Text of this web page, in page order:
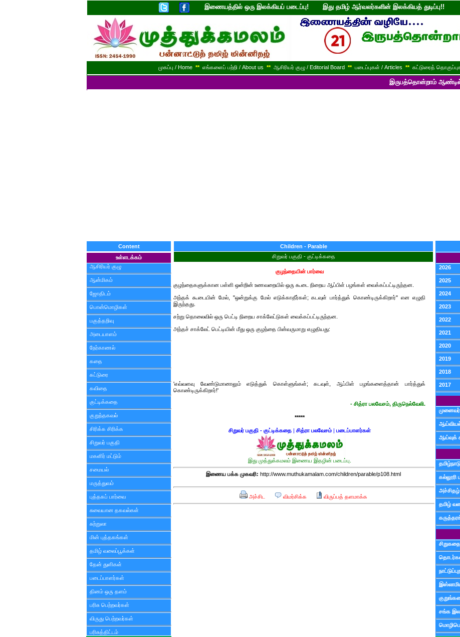
இணையத்தில் ஒரு இலக்கியப் படைப்பு! இது தமிழ் ஆர்வலர்களின் இலக்கியத்
முகப்பு / Home ** எங்களைப் பற்றி / About us ** ஆசிரியர் குழு / Editorial Board ** படைப்புகள் / Articles ** கட்டுரைத்
இருபத்தொன்றாம் ஆண்டில்
Content
உள்ளடக்கம்
ஆசிரியர் குழு
ஆன்மிகம்
ஜோதிடம்
பொன்மொழிகள்
பகுத்தறிவு
அடையாளம்
நேர்காணல்
கதை
கட்டுரை
கவிதை
குட்டிக்கதை
குறுந்தகவல்
சிரிக்க சிரிக்க
சிறுவர் பகுதி
மகளிர் மட்டும்
சமையல்
மருத்துவம்
புத்தகப் பார்வை
சுவையான தகவல்கள்
சுற்றுலா
மின் புத்தகங்கள்
தமிழ் வலைப்பூக்கள்
தேன் துளிகள்
படைப்பாளர்கள்
தினம் ஒரு தளம்
பரிசு பெற்றவர்கள்
விருது பெற்றவர்கள்
பரிசுத்திட்டம்
Children - Parable
சிறுவர் பகுதி - குட்டிக்கதை
குழந்தையின் பார்வை
குழந்தைகளுக்கான பள்ளி ஒன்றின் உணவறையில் ஒரு கூடை நிறைய ஆப்பிள் பழங்கள் வைக்கப்பட்டிருந்தன.
அந்தக் கூடையின் மேல், "ஒன்றுக்கு மேல் எடுக்காதீர்கள்; கடவுள் பார்த்துக் கொண்டிருக்கிறார்" என எழுதி
இருந்தது.
சற்று தொலைவில் ஒரு பெட்டி நிறைய சாக்லேட்டுகள் வைக்கப்பட்டிருந்தன.
அந்தச் சாக்லேட் பெட்டியின் மீது ஒரு குழந்தை பின்வருமாறு எழுதியது:
'எவ்வளவு வேண்டுமானாலும் எடுத்துக் கொள்ளுங்கள்; கடவுள், ஆப்பிள் பழங்களைத்தான் பார்த்துக்
கொண்டிருக்கிறார்!'
- சித்ரா பலவேசம், திருநெல்வேலி.
*****
சிறுவர் பகுதி - குட்டிக்கதை| சித்ரா பலவேசம்| படைப்பாளர்கள்
இது முத்துக்கமலம் இணைய இதழின் படைப்பு.
இணைய பக்க முகவரி: http://www.muthukamalam.com/children/parable/p108.html
அச்சிட விமர்சிக்க விருப்பத் தளமாக்க
2026
2025
2024
2023
2022
2021
2020
2019
2018
2017
ஆய்வுக்
கல்லூரி
தமிழ்
சிறுகதை
சங்க